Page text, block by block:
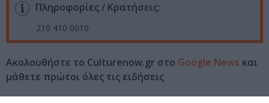
Πληροφορίες / Κρατήσεις:
210 410 0010
Ακολουθήστε το Culturenow.gr στο Google News και
μάθετε πρώτοι όλες τις ειδήσεις